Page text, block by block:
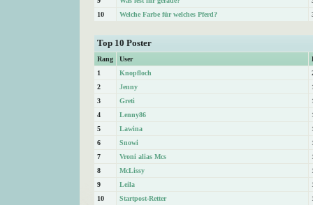
10
Welche Farbe für welches Pferd?
Top 10 Poster
Rang User
1
Knopfloch
2
Jenny
3
Greti
4
Lenny86
5
Lawina
6
Snowi
7
Vroni alias Mcs
8
McLissy
9
Leila
10
Startpost-Retter